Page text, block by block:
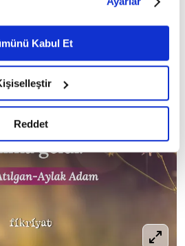
ilişkin detaylı bilgi için
Çerez Bilgilendirme
Korunması Kanunu uyarınca
kapsamında
faaliyetleri ile ilgili daha
lütfentıklayınız.
Kabul Et
Reddet